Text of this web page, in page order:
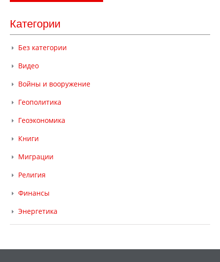
Категории
Без категории
Видео
Войны и вооружение
Геополитика
Геоэкономика
Книги
Миграции
Религия
Финансы
Энергетика